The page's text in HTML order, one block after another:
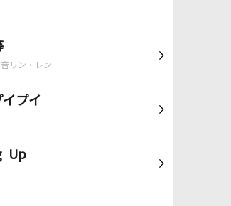
リン・レン
プイ
Up